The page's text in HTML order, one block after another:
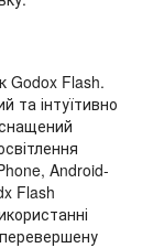
Godox Flash.
та інтуїтивно
Android-
Flash